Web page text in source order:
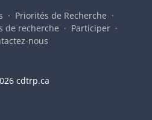
Priorités de Recherche
de recherche
Participer
nous
cdtrp.ca